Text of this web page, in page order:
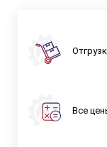
Все